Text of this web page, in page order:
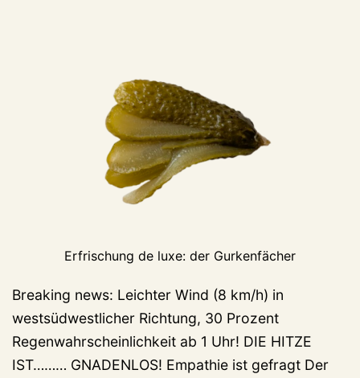
Erfrischung de luxe: der Gurkenfächer
Breaking news: Leichter Wind (8 km/h) in
westsüdwestlicher Richtung, 30 Prozent
Regenwahrscheinlichkeit ab 1 Uhr! DIE HITZE
IST……… GNADENLOS! Empathie ist gefragt Der